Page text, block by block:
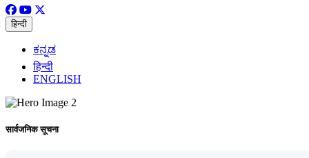
हिन्दी
ಕನ್ನಡ
हिन्दी
ENGLISH
सार्वजनिक सूचना